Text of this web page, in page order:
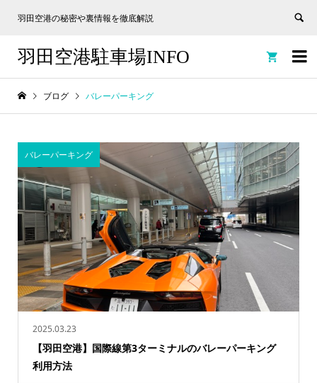
羽田空港の秘密や裏情報を徹底解説

羽田空港駐車場INFO 
ブログ バレーパーキング
2025.03.23
【羽田空港】国際線第3ターミナルのバレーパーキング
利用方法
バレーパーキング